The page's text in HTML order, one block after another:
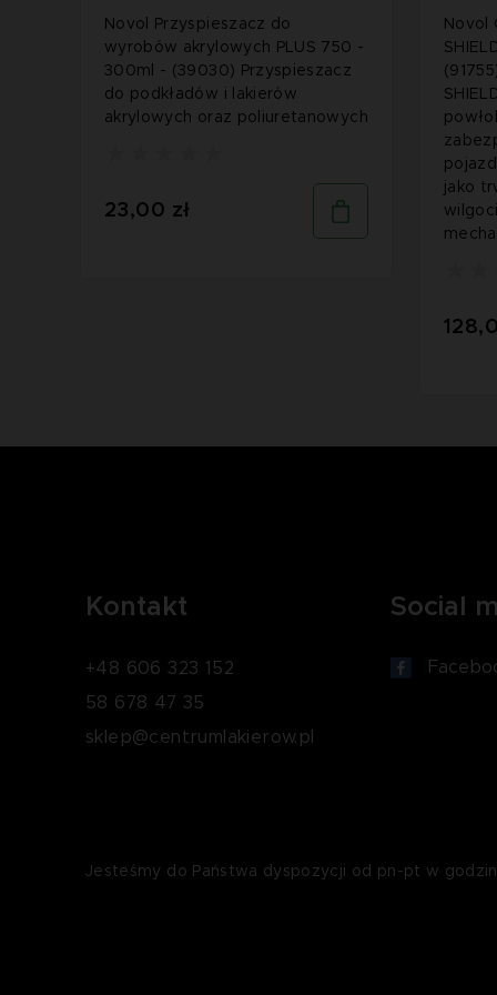
Novol Przyspieszacz do
wyrobów akrylowych PLUS 750 -
300ml - (39030) Przyspieszacz
do podkładów i lakierów
akrylowych oraz poliuretanowych
23,00 zł
Novol
jako
Kontakt
+48 606 323 152
58 678 47 35
sklep@centrumlakierow.pl
Social
Jesteśmy do Państwa dyspozycji od pn-pt w